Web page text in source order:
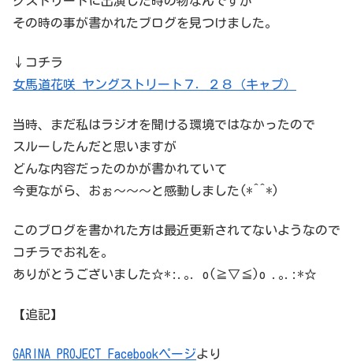
その時の事が書かれたブログを見つけました。
↓コチラ
女馬道花咲 ヤングストリート７．２８（キャプ）
当時、まだ私はラジオを聞ける環境ではなかったので
スルーしたんだと思いますが
どんな内容だったのかが書かれていて
今更ながら、おぉ〜〜〜と感動しました(*^^*)
このブログを書かれた方は最近更新されてないようなので
コチラでお礼を。
ありがとうございました☆*:.｡. o(≧▽≦)o .｡.:*☆
【追記】
GARINA PROJECT Facebookページより